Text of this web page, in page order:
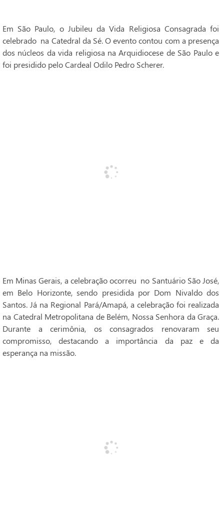
Em São Paulo, o Jubileu da Vida Religiosa Consagrada foi
celebrado na Catedral da Sé. O evento contou com a presença
dos núcleos da vida religiosa na Arquidiocese de São Paulo e
foi presidido pelo Cardeal Odilo Pedro Scherer.
Em Minas Gerais, a celebração ocorreu no Santuário São José,
em Belo Horizonte, sendo presidida por Dom Nivaldo dos
Santos. Já na Regional Pará/Amapá, a celebração foi realizada
na Catedral Metropolitana de Belém, Nossa Senhora da Graça.
Durante a cerimônia, os consagrados renovaram seu
compromisso, destacando a importância da paz e da
esperança na missão.